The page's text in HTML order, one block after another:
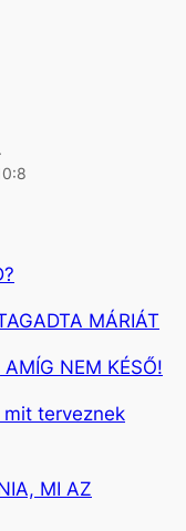
MÁRIÁT
NEM KÉSŐ!
terveznek
MI AZ